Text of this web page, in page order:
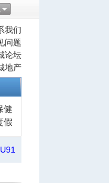
我们
问题
论坛
地产
健
假